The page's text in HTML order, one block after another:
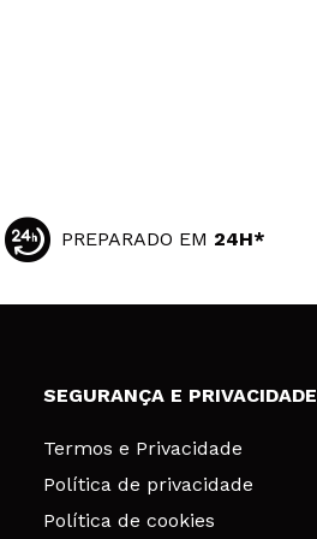
PREPARADO EM 24H*
SEGURANÇA E PRIVACIDADE
Termos e Privacidade
Política de privacidade
Política de cookies